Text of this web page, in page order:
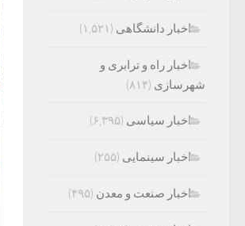
اخبار دانشگاهی (۱,۵۲۱)
اخبار راه و ترابری و
شهرسازی (۸۱۴)
اخبار سیاسی (۶,۳۹۵)
اخبار سینمایی (۲۵۵)
اخبار صنعت و معدن (۴۹۵)